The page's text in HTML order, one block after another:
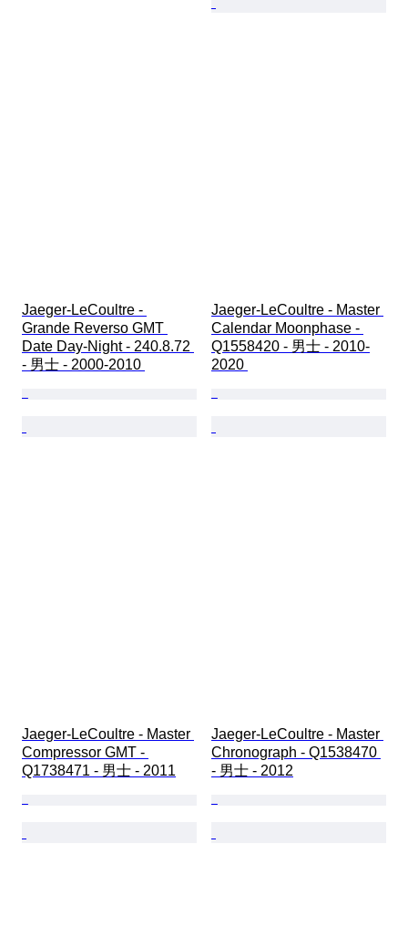
Jaeger-LeCoultre -
Grande Reverso GMT
Date Day-Night - 240.8.72
- 男士 - 2000-2010
Jaeger-LeCoultre - Master
Calendar Moonphase -
Q1558420 - 男士 - 2010-
2020
Jaeger-LeCoultre - Master
Compressor GMT -
Q1738471 - 男士 - 2011
Jaeger-LeCoultre - Master
Chronograph - Q1538470
- 男士 - 2012